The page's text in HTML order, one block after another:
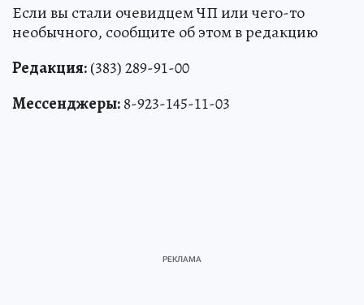
Если вы стали очевидцем ЧП или чего-то
необычного, сообщите об этом в редакцию
Редакция:(383) 289-91-00
Мессенджеры:8-923-145-11-03